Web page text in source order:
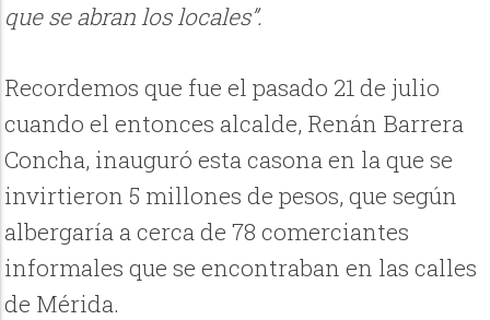
que se abran los locales”.
Recordemos que fue el pasado 21 de julio
cuando el entonces alcalde, Renán Barrera
Concha, inauguró esta casona en la que se
invirtieron 5 millones de pesos, que según
albergaría a cerca de 78 comerciantes
informales que se encontraban en las calles
de Mérida.